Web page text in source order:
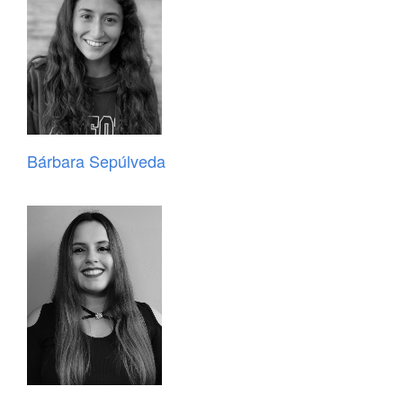
Bárbara Sepúlveda